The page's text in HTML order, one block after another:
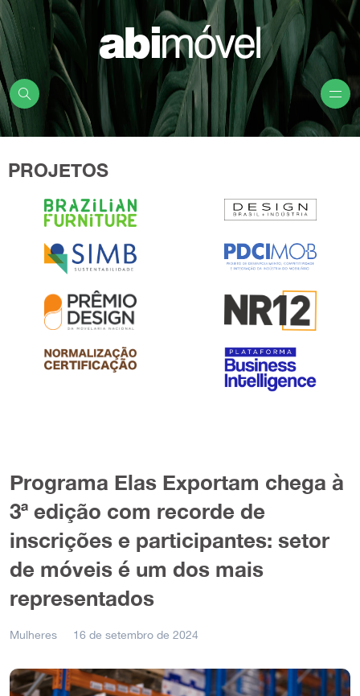
PROJETOS
Programa Elas Exportam chega à
3ª edição com recorde de
inscrições e participantes: setor
de móveis é um dos mais
representados
Mulheres 16 de setembro de 2024